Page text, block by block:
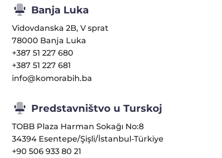
Banja Luka
Vidovdanska 2B, V sprat
78000 Banja Luka
+387 51 227 680
+387 51 227 681
info@komorabih.ba
Predstavništvo u Turskoj
TOBB Plaza Harman Sokağı No:8
34394 Esentepe/Şişli/İstanbul-Türkiye
+90 506 933 80 21